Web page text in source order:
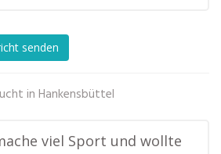
senden
in Hankensbüttel
viel Sport und wollte